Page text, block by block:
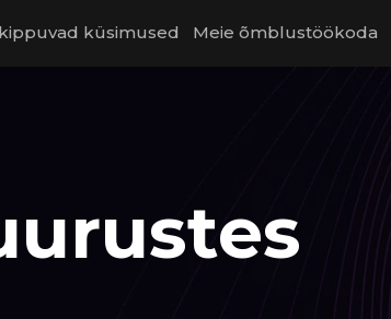
küsimused Meie õmblustöökoda